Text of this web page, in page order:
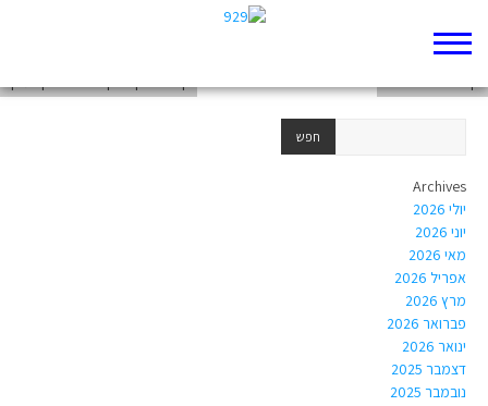
Archives
יולי 2026
יוני 2026
מאי 2026
אפריל 2026
מרץ 2026
פברואר 2026
ינואר 2026
דצמבר 2025
נובמבר 2025